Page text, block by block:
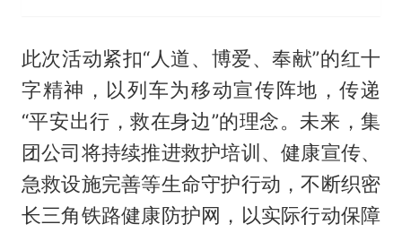
此次活动紧扣“人道、博爱、奉献”的红十
字精神，以列车为移动宣传阵地，传递
“平安出行，救在身边”的理念。未来，集
团公司将持续推进救护培训、健康宣传、
急救设施完善等生命守护行动，不断织密
长三角铁路健康防护网，以实际行动保障